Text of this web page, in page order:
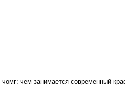
чем занимается современный